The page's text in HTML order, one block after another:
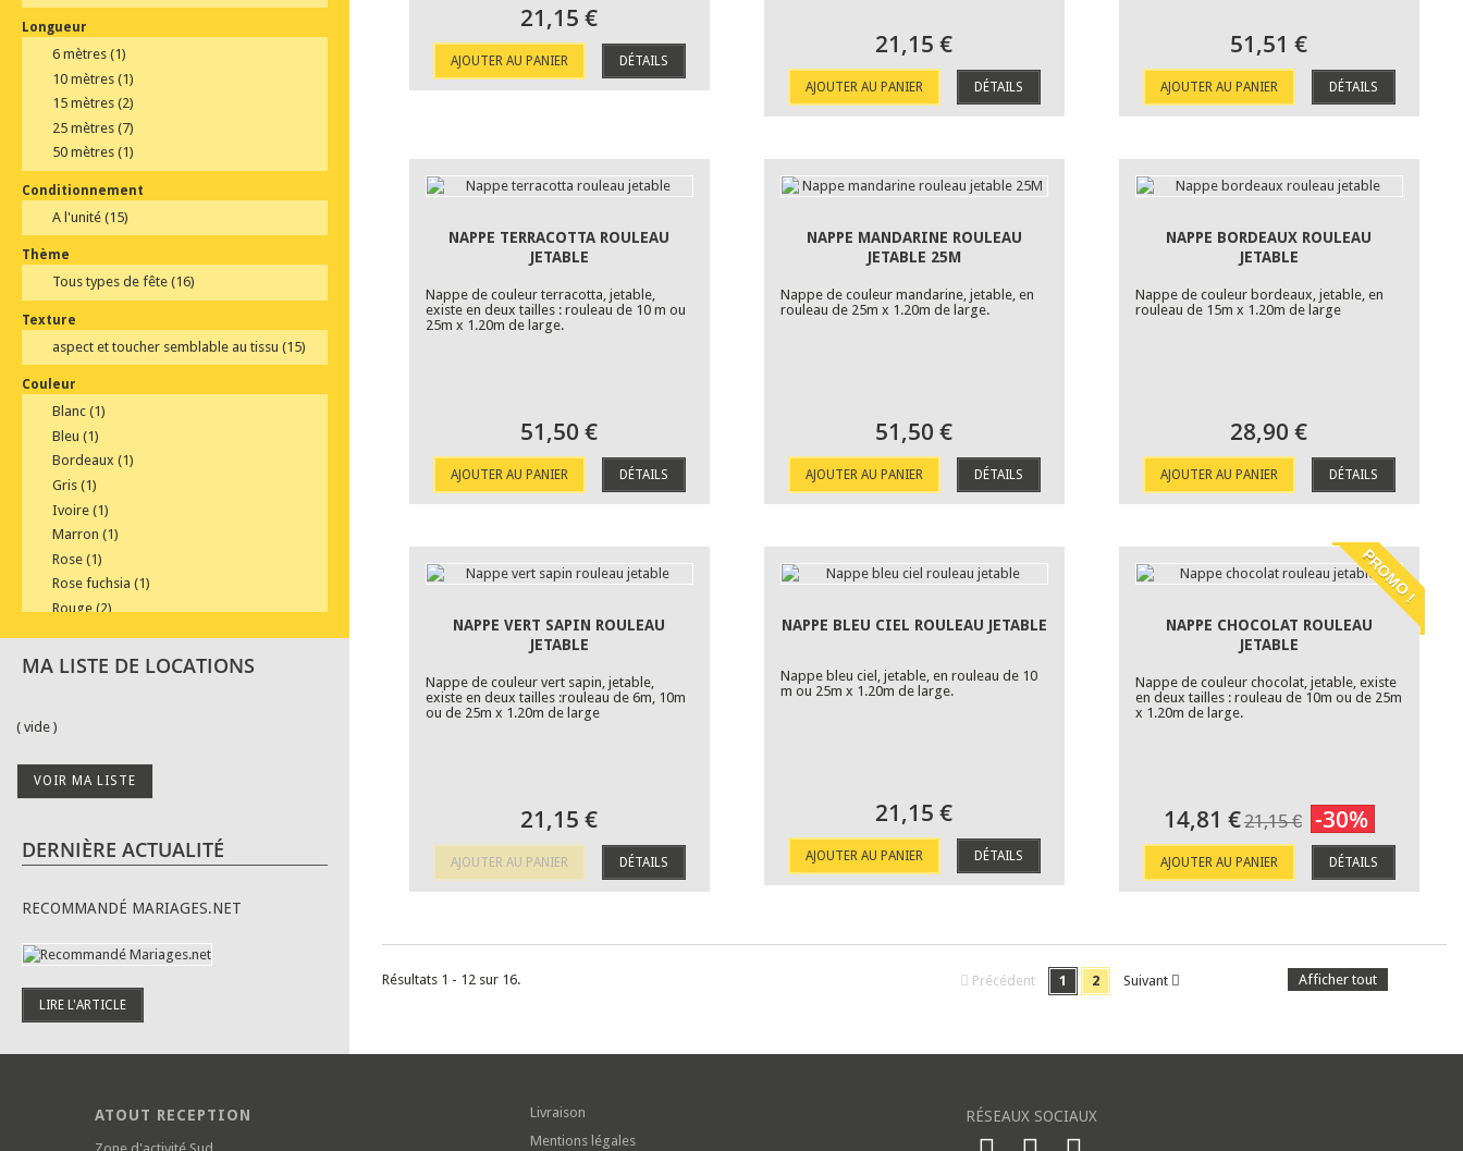
Longueur
6 mètres (1)
10 mètres (1)
15 mètres (2)
25 mètres (7)
50 mètres (1)
Conditionnement
A l'unité (15)
Thème
Tous types de fête (16)
Texture
aspect et toucher semblable au tissu (15)
Couleur
Blanc (1)
Bleu (1)
Bordeaux (1)
Gris (1)
Ivoire (1)
Marron (1)
Rose (1)
Rose fuchsia (1)
Rouge (2)
MA LISTE DE LOCATIONS
( vide )
VOIR MA LISTE
DERNIÈRE ACTUALITÉ
RECOMMANDÉ MARIAGES.NET
LIRE L'ARTICLE
21,15 €
AJOUTER AU PANIER DÉTAILS
21,15 €
AJOUTER AU PANIER DÉTAILS
51,51 €
AJOUTER AU PANIER DÉTAILS
NAPPE TERRACOTTA ROULEAU
JETABLE
Nappe de couleur terracotta, jetable,
existe en deux tailles : rouleau de 10 m ou
25m x 1.20m de large.
51,50 €
AJOUTER AU PANIER DÉTAILS
NAPPE MANDARINE ROULEAU
JETABLE 25M
Nappe de couleur mandarine, jetable, en
rouleau de 25m x 1.20m de large.
51,50 €
AJOUTER AU PANIER DÉTAILS
NAPPE BORDEAUX ROULEAU
JETABLE
Nappe de couleur bordeaux, jetable, en
rouleau de 15m x 1.20m de large
28,90 €
AJOUTER AU PANIER DÉTAILS
NAPPE VERT SAPIN ROULEAU
JETABLE
Nappe de couleur vert sapin, jetable,
existe en deux tailles :rouleau de 6m, 10m
ou de 25m x 1.20m de large
21,15 €
AJOUTER AU PANIER DÉTAILS
NAPPE BLEU CIEL ROULEAU JETABLE
Nappe bleu ciel, jetable, en rouleau de 10
m ou 25m x 1.20m de large.
21,15 €
AJOUTER AU PANIER DÉTAILS
PROMO !
NAPPE CHOCOLAT ROULEAU
JETABLE
Nappe de couleur chocolat, jetable, existe
en deux tailles : rouleau de 10m ou de 25m
x 1.20m de large.
14,81 €21,15 € -30%
AJOUTER AU PANIER DÉTAILS
Afficher tout
Précédent 1 2 Suivant
Résultats 1 - 12 sur 16.
ATOUT RECEPTION
Livraison
Mentions légales
RÉSEAUX SOCIAUX